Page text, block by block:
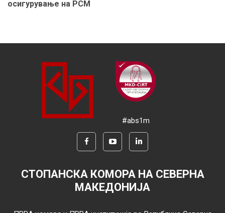
осигурување на РСМ
#abs1m
СТОПАНСКА КОМОРА НА СЕВЕРНА
МАКЕДОНИЈА